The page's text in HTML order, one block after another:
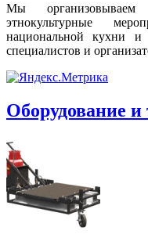
Мы
этнокультурные
национальной кухни и
специалистов и
Оборудование и